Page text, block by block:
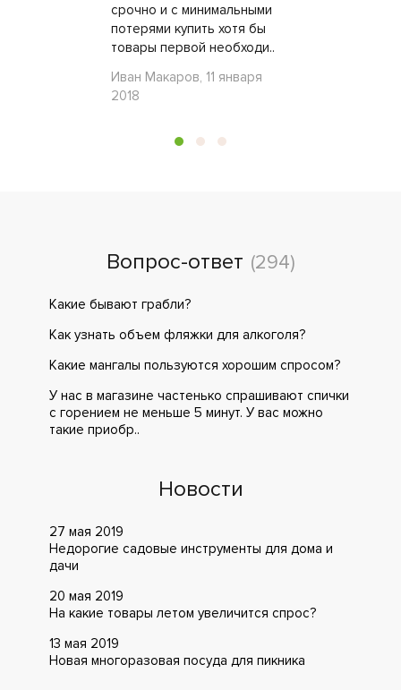
срочно и с минимальными
потерями купить хотя бы
товары первой необходи..
Иван Макаров, 11 января
2018
Вопрос-ответ (294)
Какие бывают грабли?
Как узнать объем фляжки для алкоголя?
Какие мангалы пользуются хорошим спросом?
У нас в магазине частенько спрашивают спички
с горением не меньше 5 минут. У вас можно
такие приобр..
Новости
27 мая 2019
Недорогие садовые инструменты для дома и
дачи
20 мая 2019
На какие товары летом увеличится спрос?
13 мая 2019
Новая многоразовая посуда для пикника